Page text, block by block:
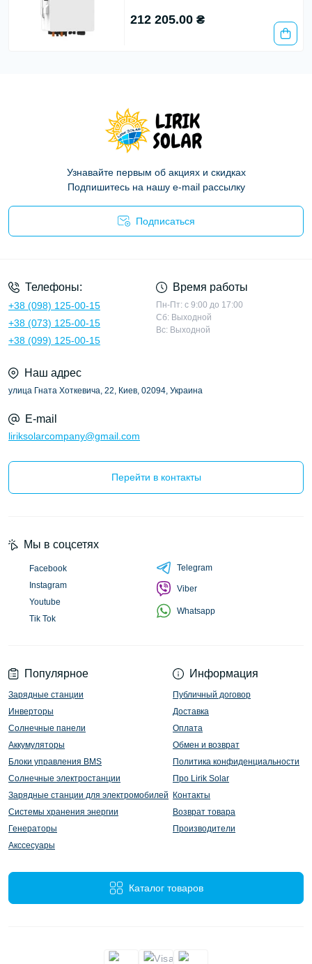
212 205.00 ₴
Узнавайте первым об акциях и скидках
Подпишитесь на нашу e-mail рассылку
Подписаться
Телефоны:
+38 (098) 125-00-15
+38 (073) 125-00-15
+38 (099) 125-00-15
Время работы
Пн-Пт: с 9:00 до 17:00
Сб: Выходной
Вс: Выходной
Наш адрес
улица Гната Хоткевича, 22, Киев, 02094, Украина
E-mail
liriksolarcompany@gmail.com
Перейти в контакты
Популярное
Зарядные станции
Инверторы
Солнечные панели
Аккумуляторы
Блоки управления BMS
Солнечные электростанции
Зарядные станции для электромобилей
Системы хранения энергии
Генераторы
Акссесуары
Информация
Публичный договор
Доставка
Оплата
Обмен и возврат
Политика конфиденциальности
Про Lirik Solar
Контакты
Возврат товара
Производители
Каталог товаров
Мы в соцсетях
Facebook
Instagram
Youtube
Tik Tok
Telegram
Viber
Whatsapp